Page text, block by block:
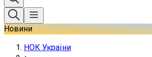
Новини
НОК України